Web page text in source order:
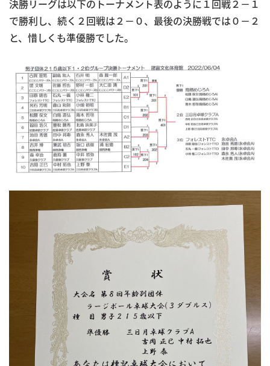
決勝リーグは以下のトーナメント表のように１回戦２－１
で勝利し、続く２回戦は２－０、最後の決勝戦では０－２
と、惜しくも準優勝でした。